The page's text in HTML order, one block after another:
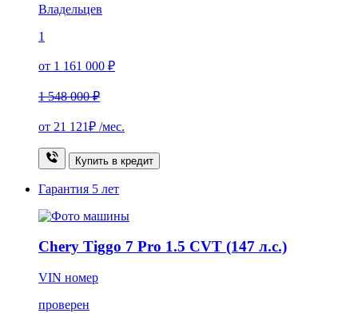
Владельцев
1
от 1 161 000 ₽
1 548 000 ₽
от 21 121₽ /мес.
Купить в кредит
Гарантия 5 лет
Chery Tiggo 7 Pro 1.5 CVT (147 л.с.)
VIN номер
проверен